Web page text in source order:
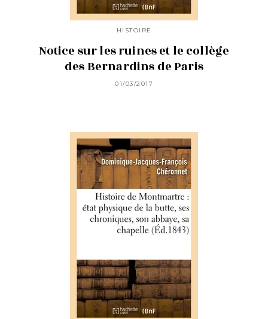
HISTOIRE
Notice sur les ruines et le collège
des Bernardins de Paris
01/03/2017